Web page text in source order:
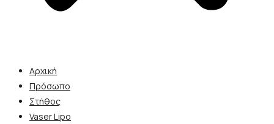
Αρχική
Πρόσωπο
Στήθος
Vaser Lipo